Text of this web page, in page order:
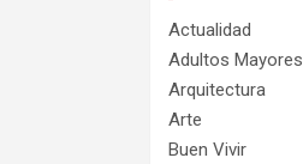
Actualidad
Adultos Mayores
Arquitectura
Arte
Buen Vivir